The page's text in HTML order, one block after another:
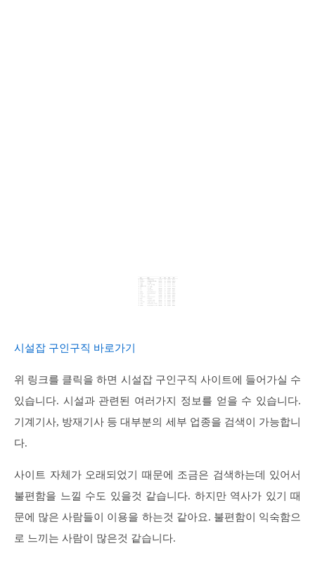
시설잡 구인구직 바로가기
위 링크를 클릭을 하면 시설잡 구인구직 사이트에 들어가실 수
있습니다. 시설과 관련된 여러가지 정보를 얻을 수 있습니다.
기계기사, 방재기사 등 대부분의 세부 업종을 검색이 가능합니
다.
사이트 자체가 오래되었기 때문에 조금은 검색하는데 있어서
불편함을 느낄 수도 있을것 같습니다. 하지만 역사가 있기 때
문에 많은 사람들이 이용을 하는것 같아요. 불편함이 익숙함으
로 느끼는 사람이 많은것 같습니다.